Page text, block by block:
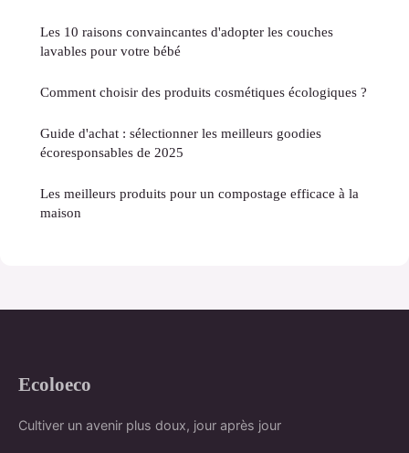
Les 10 raisons convaincantes d'adopter les couches
lavables pour votre bébé
Comment choisir des produits cosmétiques écologiques ?
Guide d'achat : sélectionner les meilleurs goodies
écoresponsables de 2025
Les meilleurs produits pour un compostage efficace à la
maison
Ecoloeco
Cultiver un avenir plus doux, jour après jour